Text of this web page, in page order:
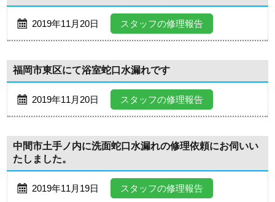
2019年11月20日 スタッフの修理報告
福岡市東区にて浴室蛇口水漏れです
2019年11月20日 スタッフの修理報告
中間市土手ノ内に洗面蛇口水漏れの修理依頼にお伺いい
たしました。
2019年11月19日 スタッフの修理報告